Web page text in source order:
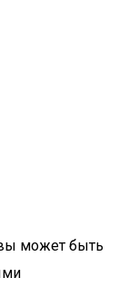
может быть